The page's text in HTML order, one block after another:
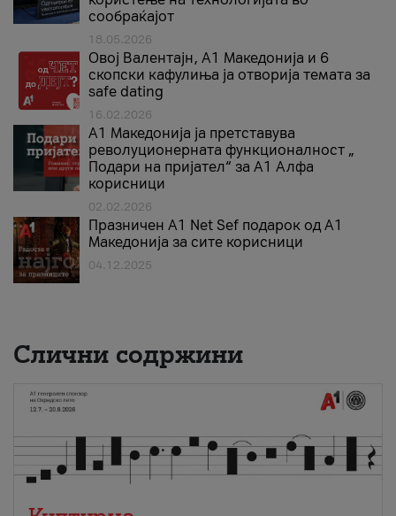
сообраќајот
18.05.2026
Овој Валентајн, A1 Македонија и 6
скопски кафулиња ја отворија темата за
safe dating
16.02.2026
А1 Македонија ја претставува
револуционерната функционалност „
Подари на пријател“ за А1 Алфа
корисници
02.02.2026
Празничен A1 Net Sеf подарок од А1
Македонија за сите корисници
04.12.2025
Слични содржини